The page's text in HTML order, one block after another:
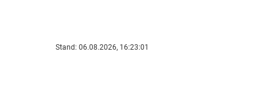
Stand: 06.08.2026, 16:23:01